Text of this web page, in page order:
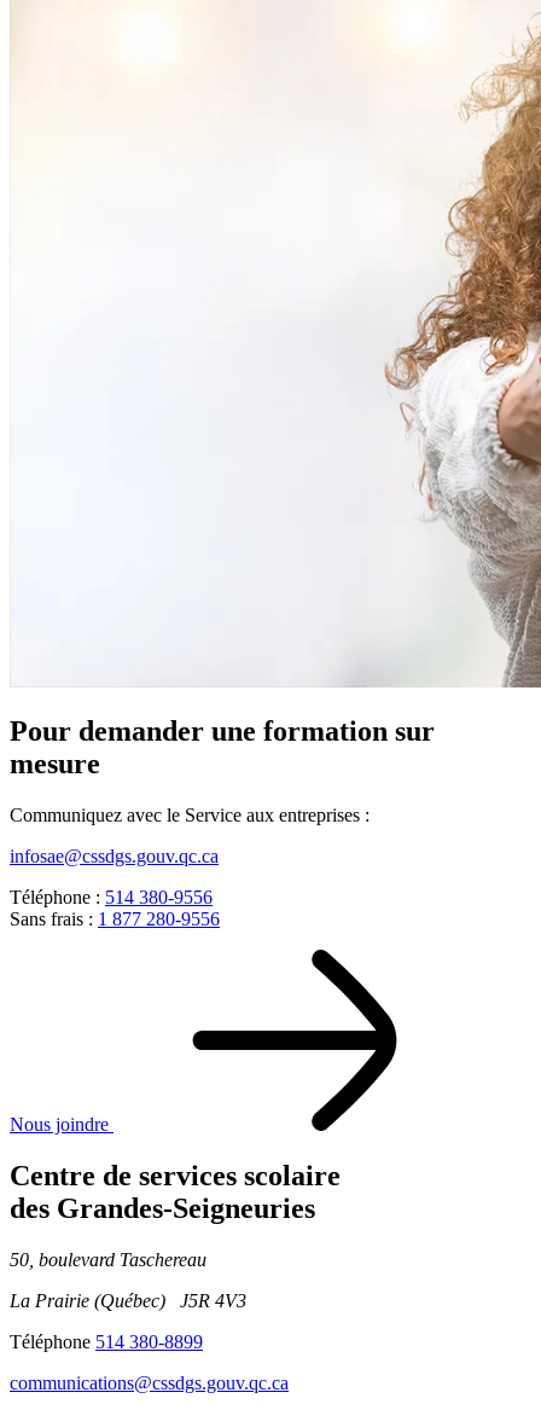
Pour demander une formation sur
mesure
Communiquez avec le Service aux entreprises :
infosae@cssdgs.gouv.qc.ca
Téléphone : 514 380-9556
Sans frais : 1 877 280-9556
Nous joindre
Centre de services scolaire
des Grandes‑Seigneuries
50, boulevard Taschereau
La Prairie (Québec) J5R 4V3
Téléphone 514 380-8899
communications@cssdgs.gouv.qc.ca